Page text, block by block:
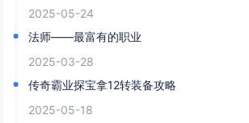
2025-05-24
法师——最富有的职业
2025-03-28
传奇霸业探宝拿12转装备攻略
2025-05-18